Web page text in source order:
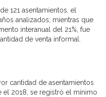
121 asentamientos, el
analizados; mientras que
interanual del 21%, fue
de venta informal.
cantidad de asentamientos
el 2018, se registró el mínimo